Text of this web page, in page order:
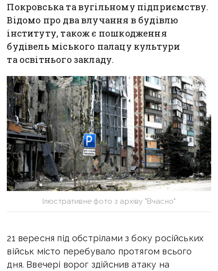
Покровська та вугільному підприємству.
Відомо про два влучання в будівлю
інституту, також є пошкодження
будівель міського палацу культури
та освітнього закладу.
Ілюстративне фото з архіву "Вчасно"
21 вересня під обстрілами з боку російських
військ місто перебувало протягом всього
дня. Ввечері ворог здійснив атаку на